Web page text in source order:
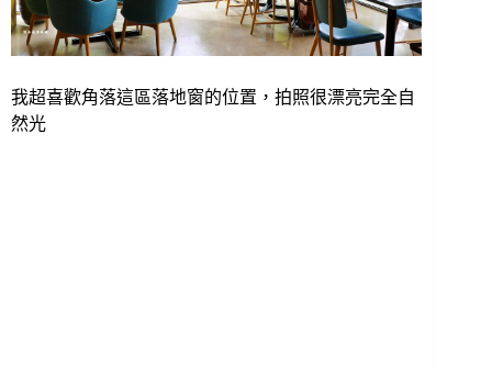
我超喜歡角落這區落地窗的位置，拍照很漂亮完全自
然光